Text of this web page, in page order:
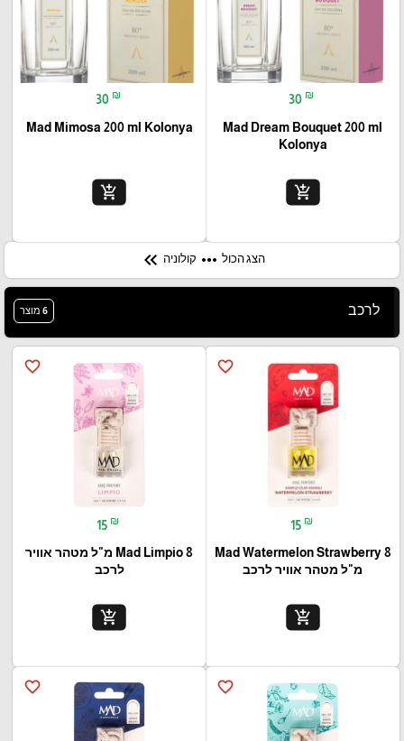
30 ₪
Mad Dream Bouquet 200 ml
Kolonya
add_shopping_cart
30 ₪
Mad Mimosa 200 ml Kolonya
add_shopping_cart
הצג הכול more_horiz קולוניה keyboard_double_arrow_left
לרכב 6 מוצר
favorite_border
15 ₪
Mad Watermelon Strawberry 8
מ"ל מטהר אוויר לרכב
add_shopping_cart
favorite_border
15 ₪
Mad Limpio 8 מ"ל מטהר אוויר
לרכב
add_shopping_cart
favorite_border
favorite_border